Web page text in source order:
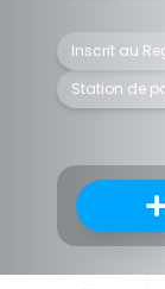
Inscrit au
Station de